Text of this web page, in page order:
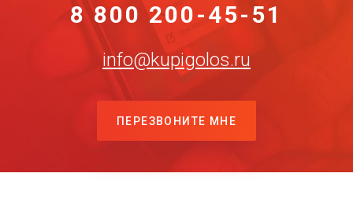
8 800 200-45-51
info@kupigolos.ru
ПЕРЕЗВОНИТЕ МНЕ